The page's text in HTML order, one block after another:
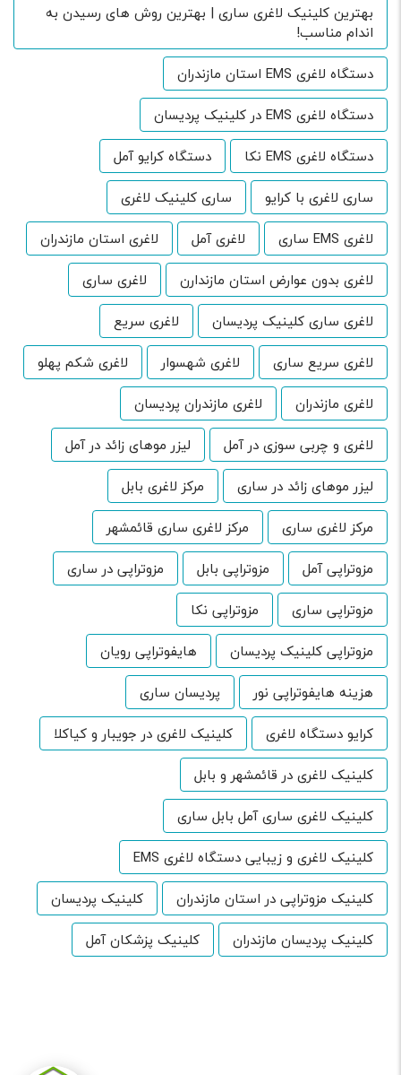
بهترین کلینیک لاغری ساری | بهترین روش های رسیدن به
اندام مناسب!
دستگاه لاغری EMS استان مازندران
دستگاه لاغری EMS در کلینیک پردیسان
دستگاه لاغری EMS نکا
دستگاه کرایو آمل
ساری لاغری با کرایو
ساری کلینیک لاغری
لاغری EMS ساری
لاغری آمل
لاغری استان مازندران
لاغری بدون عوارض استان مازندارن
لاغری ساری
لاغری ساری کلینیک پردیسان
لاغری سریع
لاغری سریع ساری
لاغری شهسوار
لاغری شکم پهلو
لاغری مازندران
لاغری مازندران پردیسان
لاغری و چربی سوزی در آمل
لیزر موهای زائد در آمل
لیزر موهای زائد در ساری
مرکز لاغری بابل
مرکز لاغری ساری
مرکز لاغری ساری قائمشهر
مزوتراپی آمل
مزوتراپی بابل
مزوتراپی در ساری
مزوتراپی ساری
مزوتراپی نکا
مزوتراپی کلینیک پردیسان
هایفوتراپی رویان
هزینه هایفوتراپی نور
پردیسان ساری
کرایو دستگاه لاغری
کلینیک لاغری در جویبار و کیاکلا
کلینیک لاغری در قائمشهر و بابل
کلینیک لاغری ساری آمل بابل ساری
کلینیک لاغری و زیبایی دستگاه لاغری EMS
کلینیک مزوتراپی در استان مازندران
کلینیک پردیسان
کلینیک پردیسان مازندران
کلینیک پزشکان آمل